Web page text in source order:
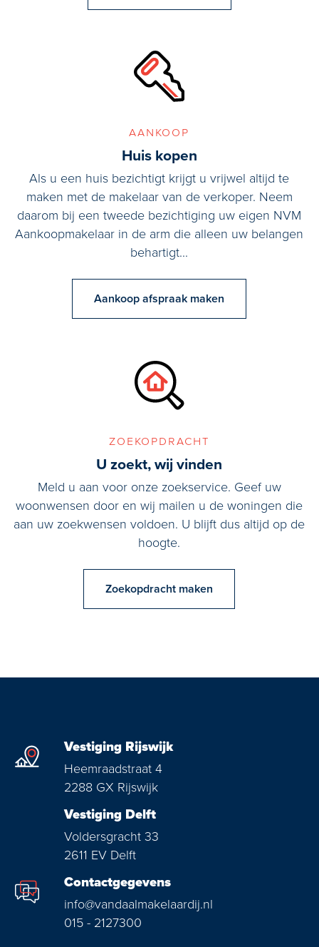
aankoop
Huis kopen
Als u een huis bezichtigt krijgt u vrijwel altijd te
maken met de makelaar van de verkoper. Neem
daarom bij een tweede bezichtiging uw eigen NVM
Aankoopmakelaar in de arm die alleen uw belangen
behartigt...
Aankoop afspraak maken
zoekopdracht
U zoekt, wij vinden
Meld u aan voor onze zoekservice. Geef uw
woonwensen door en wij mailen u de woningen die
aan uw zoekwensen voldoen. U blijft dus altijd op de
hoogte.
Zoekopdracht maken
Vestiging Rijswijk
Heemraadstraat 4
2288 GX Rijswijk
Vestiging Delft
Voldersgracht 33
2611 EV Delft
Contactgegevens
info@vandaalmakelaardij.nl
015 - 2127300